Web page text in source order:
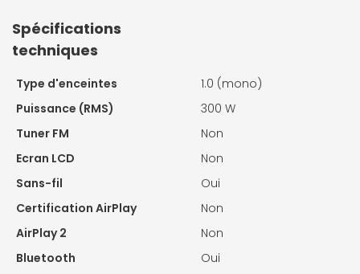
Spécifications
techniques
Type d'enceintes
1.0 (mono)
Puissance (RMS)
300 W
Tuner FM
Non
Ecran LCD
Non
Sans-fil
Oui
Certification AirPlay
Non
AirPlay 2
Non
Bluetooth
Oui